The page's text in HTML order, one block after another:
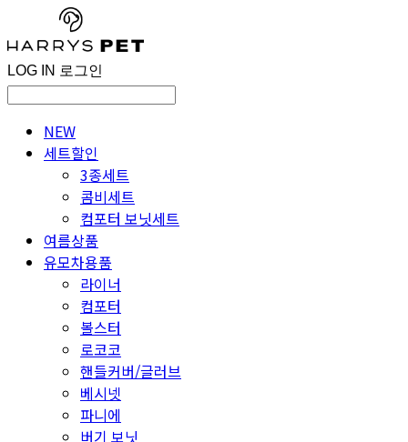
LOG IN 로그인
NEW
세트할인
3종세트
콤비세트
컴포터 보닛세트
여름상품
유모차용품
라이너
컴포터
볼스터
로코코
핸들커버/글러브
베시넷
파니에
버기 보닛